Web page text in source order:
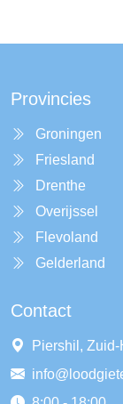
Provincies
Groningen
Friesland
Drenthe
Overijssel
Flevoland
Gelderland
Contact
Piershil, Zuid-